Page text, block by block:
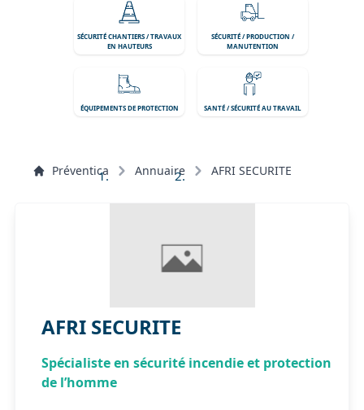
SÉCURITÉ CHANTIERS / TRAVAUX
EN HAUTEURS
SÉCURITÉ / PRODUCTION /
MANUTENTION
ÉQUIPEMENTS DE PROTECTION SANTÉ / SÉCURITÉ AU TRAVAIL
Préventica Annuaire AFRI SECURITE
AFRI SECURITE
Spécialiste en sécurité incendie et protection
de l’homme